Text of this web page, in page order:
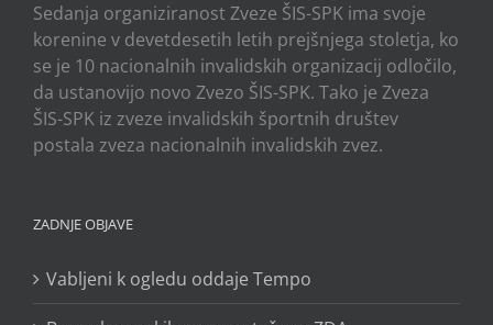
Sedanja organiziranost Zveze ŠIS-SPK ima svoje
korenine v devetdesetih letih prejšnjega stoletja, ko
se je 10 nacionalnih invalidskih organizacij odločilo,
da ustanovijo novo Zvezo ŠIS-SPK. Tako je Zveza
ŠIS-SPK iz zveze invalidskih športnih društev
postala zveza nacionalnih invalidskih zvez.
ZADNJE OBJAVE
Vabljeni k ogledu oddaje Tempo